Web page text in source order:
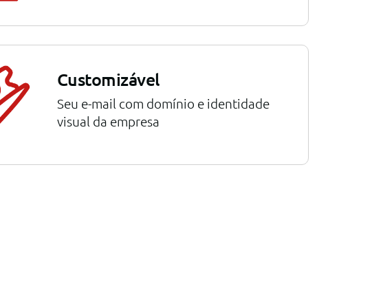
Customizável
Seu e-mail com domínio e identidade
visual da empresa